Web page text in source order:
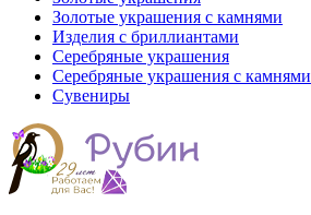
Золотые украшения с камнями
Изделия с бриллиантами
Серебряные украшения
Серебряные украшения с камнями
Сувениры